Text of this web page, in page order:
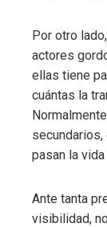
Por otro
actores
ellas tiene
cuántas la
pasan la vida
Ante tanta
visibilidad,